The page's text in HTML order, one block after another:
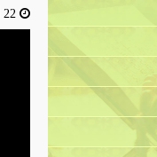
22 أبريل، 2016